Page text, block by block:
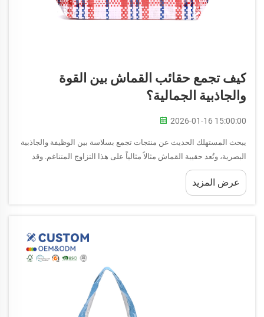
كيف تجمع حقائب القماش بين القوة
والجاذبية الجمالية؟
2026-01-16 15:00:00
يبحث المستهلك الحديث عن منتجات تجمع بسلاسة بين الوظيفة والجاذبية
البصرية، وتُعد حقيبة القماش مثالاً مثالياً على هذا التزاوج المتناغم. وقد
تطورت هذه الإكسسوار متعددة الاستخدامات من جذورها العملية لتصبح...
عرض المزيد